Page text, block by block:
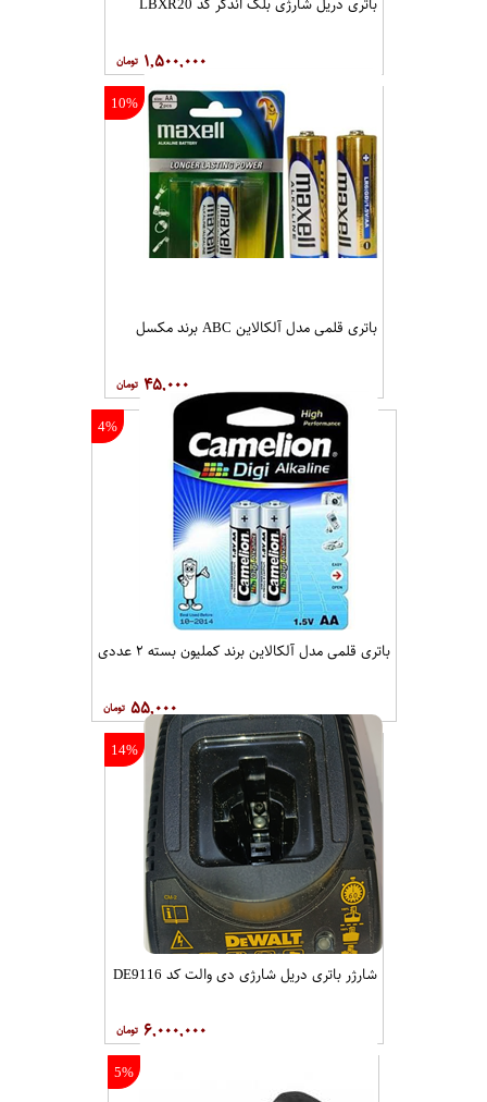
۱,۵۰۰,۰۰۰
10%
باتری قلمی مدل آلکالاین ABC برند مکسل
۴۵,۰۰۰
4%
باتری قلمی مدل آلکالاین برند کملیون بسته ۲ عددی
۵۵,۰۰۰
14%
شارژر باتری دریل شارژی دی والت کد DE9116
۶,۰۰۰,۰۰۰
5%